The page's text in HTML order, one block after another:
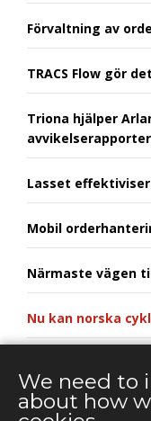
Förvaltning av
TRACS Flow gör
Triona hjälper
Lasset
Mobil
Närmaste vägen
Nu kan norska
Tillsammans i
We need to
about how